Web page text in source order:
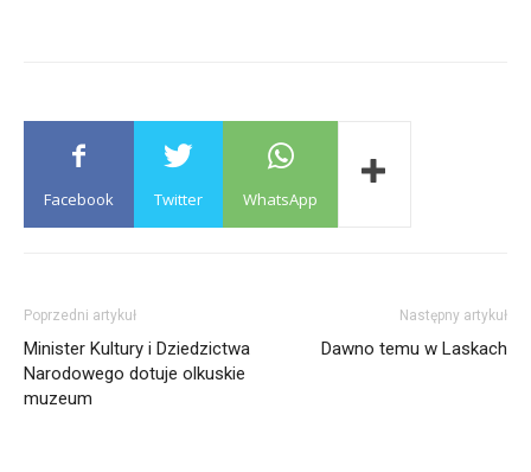
Facebook Twitter WhatsApp
Poprzedni artykuł
Minister Kultury i Dziedzictwa
Narodowego dotuje olkuskie
muzeum
Następny artykuł
Dawno temu w Laskach